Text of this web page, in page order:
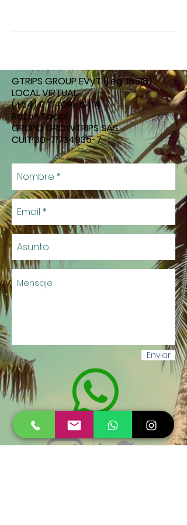
GTRIPS GROUP EVyT(Leg. 18518)
LOCAL VIRTUAL
(+54)9 11 4091-6414
Razón Social:
GRUPO GROWTRIPS SAS
CUIT30-71734935-7
Enviar